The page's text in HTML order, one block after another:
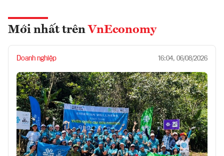
Mới nhất trên VnEconomy
Doanh nghiệp 16:04, 06/08/2026